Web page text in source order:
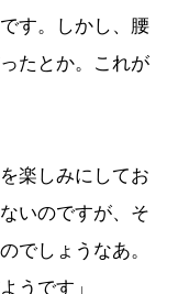
す。しかし、腰
たとか。これが
楽しみにしてお
いのですが、そ
でしょうなあ。
うです」